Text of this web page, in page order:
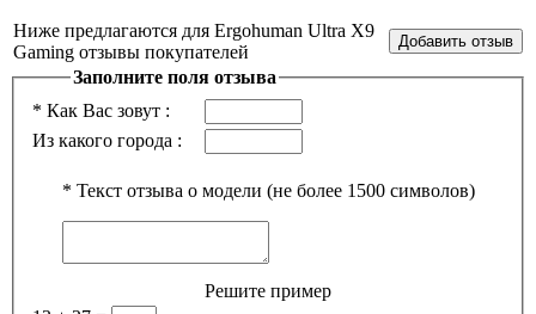
Ниже предлагаются для Ergohuman Ultra X9
Gaming отзывы покупателей
Заполните поля отзыва
* Как Вас зовут :
Из какого города :
* Текст отзыва о модели (не более 1500 символов)
Решите пример